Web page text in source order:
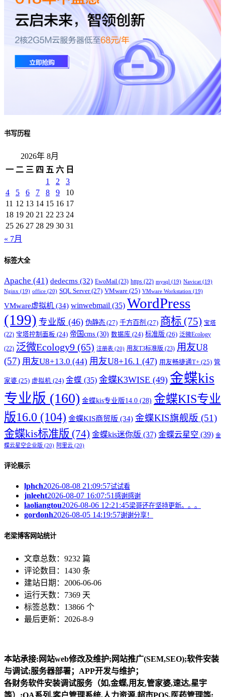
书写历程
2026年 8月
一 二 三 四 五 六 日
1
2
3
4
5 6 7 8 9
10
11 12 13 14 15 16 17
18 19 20 21 22 23 24
25 26 27 28 29 30 31
« 7月
标签大全
Apache (41) dedecms (32) EwoMail (23) https (22) mysql (19) Navicat (19)
Nginx (19) office (20) SQL Server(27) VMware (25) VMware Workstation (19)
VMware虚拟机 (34) winwebmail (35) WordPress
(199) 专业版 (46) 伪静态 (27) 千方百剂 (27) 商标 (75) 宝塔
(22) 宝塔控制面板 (24) 帝国cms (30) 数据库 (24) 标准版 (26) 泛微Ecology
(22) 泛微Ecology9 (65) 注册表 (20) 用友T3标准版 (23) 用友U8
(57) 用友U8+13.0 (44) 用友U8+16.1 (47) 用友畅捷通T+ (25) 管
家婆 (25) 虚拟机 (24) 金蝶 (35) 金蝶K3WISE (49) 金蝶kis
专业版 (160) 金蝶kis专业版14.0 (28) 金蝶KIS专业
版16.0 (104) 金蝶KIS商贸版 (34) 金蝶KIS旗舰版 (51)
金蝶kis标准版 (74) 金蝶kis迷你版 (37) 金蝶云星空 (39) 金
蝶云星空企业版 (20) 阿里云 (20)
评论展示
lphch2026-08-08 21:09:57试试看
jnleeht2026-08-07 16:07:51 感谢感谢
laoliangtou2026-08-06 12:21:45梁哥还在坚持更新。。。
gordonh2026-08-05 14:19:57谢谢分享！
老梁博客网站统计
文章总数：9232 篇
评论数目：1430 条
建站日期：2006-06-06
运行天数：7369 天
标签总数：13866 个
最后更新：2026-8-9
本站承接:网站web修改及维护;网站推广(SEM,SEO);软件安装
与调试;服务器部署；APP开发与维护；
各财务软件安装调试服务（如,金蝶,用友,管家婆,速达,星宇
等）;OA系列,客户管理系统,人力资源,超市POS,医药管理等;